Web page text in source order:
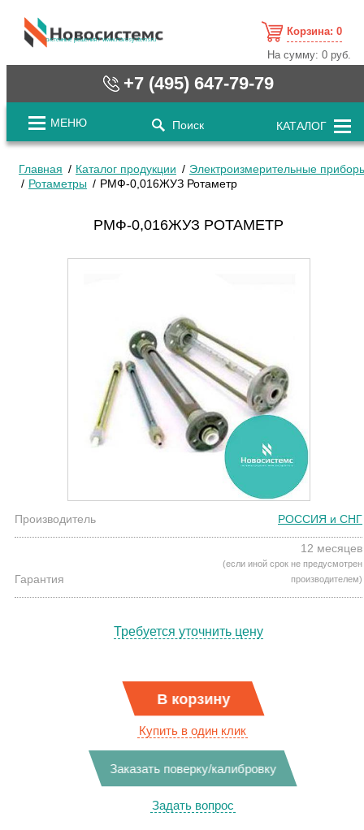
cистемные решения / www.novosystems.ru
Корзина: 0
На сумму:0 руб.
+7 (495) 647-79-79
МЕНЮ Поиск КАТАЛОГ
Главная Каталог продукции
Электроизмерительные
Ротаметры
РМФ-0,016ЖУЗ Ротаметр
РМФ-0,016ЖУЗ РОТАМЕТР
Производитель РОССИЯ и СНГ
Гарантия
12 месяцев
(если иной срок не предусмотрен
производителем)
Требуется уточнить цену
В корзину
Купить в один клик
Заказать поверку/калибровку
Задать вопрос